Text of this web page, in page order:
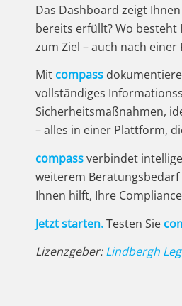
Das Dashboard zeigt
bereits erfüllt? Wo besteht
zum Ziel – auch nach
Mit compass
vollständiges
Sicherheitsmaßnahmen,
– alles in einer Plattform,
compassverbindet
weiterem Beratungsbedarf
Ihnen hilft, Ihre
Jetzt starten.Testen Sie
Lizenzgeber:Lindbergh